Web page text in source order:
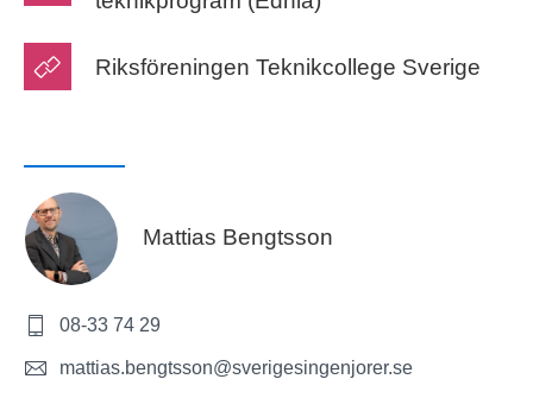
Riksföreningen Teknikcollege Sverige
Mattias Bengtsson
08-33 74 29
mattias.bengtsson@sverigesingenjorer.se